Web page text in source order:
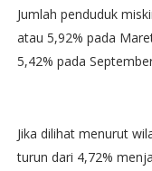
Jumlah penduduk
atau 5,92% pada
5,42% pada
Jika dilihat menurut
turun dari 4,72%